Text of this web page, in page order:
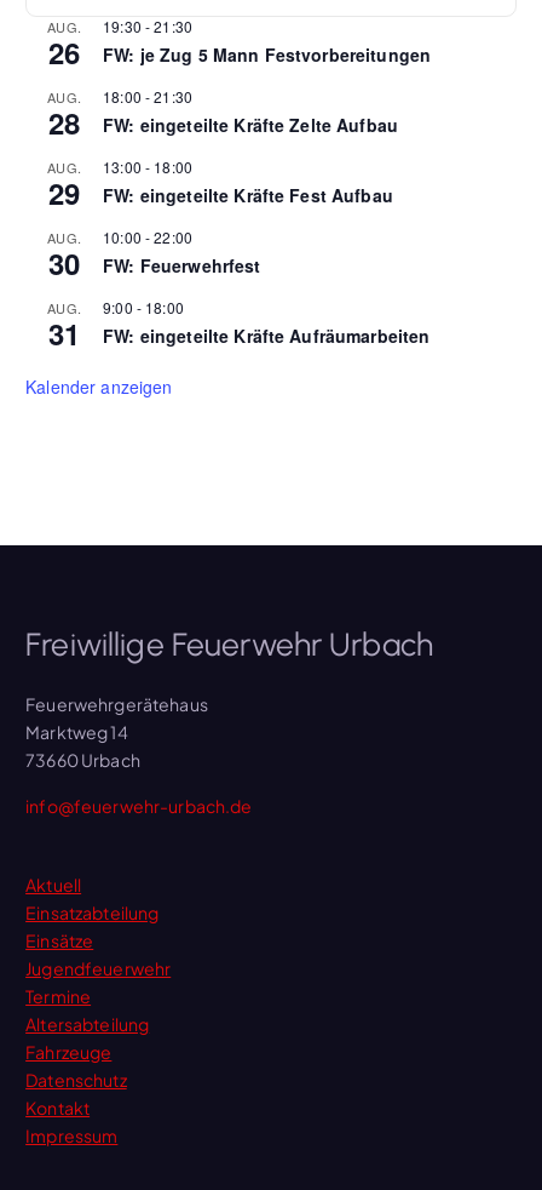
AUG.
26
19:30 -21:30
FW: je Zug 5 Mann Festvorbereitungen
AUG.
28
18:00 -21:30
FW: eingeteilte Kräfte Zelte Aufbau
AUG.
29
13:00 - 18:00
FW: eingeteilte Kräfte Fest Aufbau
AUG.
30
10:00 -22:00
FW: Feuerwehrfest
AUG.
31
9:00 - 18:00
FW: eingeteilte Kräfte Aufräumarbeiten
Kalender anzeigen
Freiwillige Feuerwehr Urbach
Feuerwehrgerätehaus
Marktweg 14
73660 Urbach
info@feuerwehr-urbach.de
Aktuell
Einsatzabteilung
Einsätze
Jugendfeuerwehr
Termine
Altersabteilung
Fahrzeuge
Datenschutz
Kontakt
Impressum